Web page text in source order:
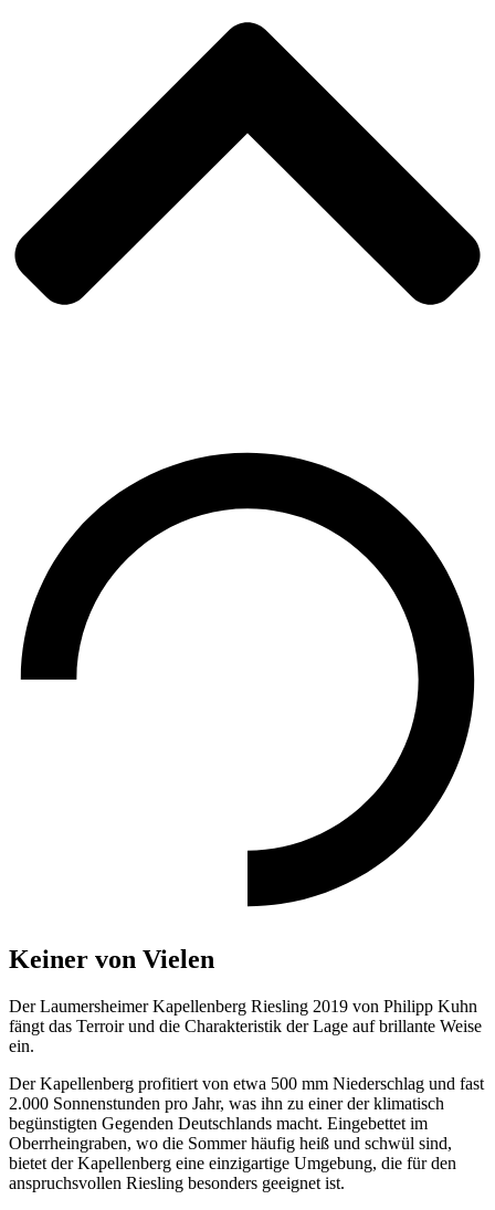
Keiner von Vielen
Der Laumersheimer Kapellenberg Riesling 2019 von Philipp Kuhn
fängt das Terroir und die Charakteristik der Lage auf brillante Weise
ein.
Der Kapellenberg profitiert von etwa 500 mm Niederschlag und fast
2.000 Sonnenstunden pro Jahr, was ihn zu einer der klimatisch
begünstigten Gegenden Deutschlands macht. Eingebettet im
Oberrheingraben, wo die Sommer häufig heiß und schwül sind,
bietet der Kapellenberg eine einzigartige Umgebung, die für den
anspruchsvollen Riesling besonders geeignet ist.